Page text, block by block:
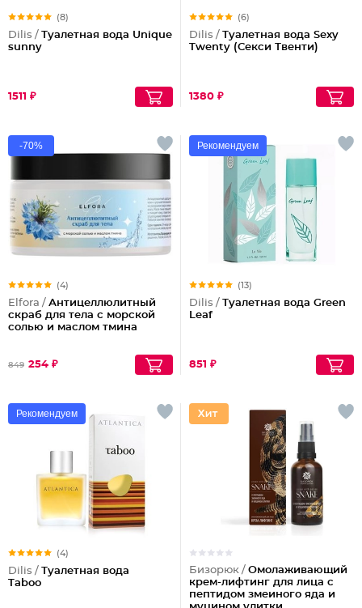
(8)
Dilis / Туалетная вода Unique
sunny
1511 ₽
(6)
Dilis / Туалетная вода Sexy
Twenty (Секси Твенти)
1380 ₽
-70%
(4)
Elfora / Антицеллюлитный
скраб для тела с морской
солью и маслом тмина
849 254 ₽
Рекомендуем
(13)
Dilis / Туалетная вода Green
Leaf
851 ₽
Рекомендуем
(4)
Dilis / Туалетная вода
Taboo
Бизорюк / Омолаживающий
крем-лифтинг для лица с
пептидом змеиного яда и